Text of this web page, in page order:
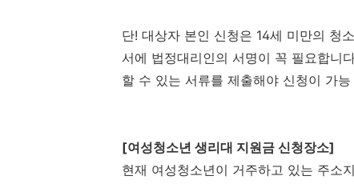
단! 대상자 본인 신청은 14세 미만의 청
서에 법정대리인의 서명이 꼭 필요합니
할 수 있는 서류를 제출해야 신청이 가능
[여성청소년 생리대 지원금 신청장소]
현재 여성청소년이 거주하고 있는 주소